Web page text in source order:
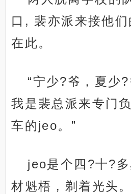
口, 裴亦派来接他
在此。
“宁少?爷，夏少
我是裴总派来专门
车的jeo。”
jeo是个四?十?
材魁梧，剃着光头